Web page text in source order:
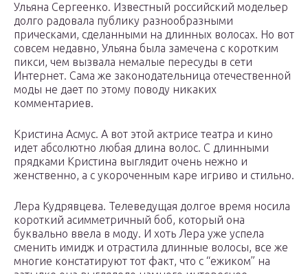
Ульяна Сергеенко. Известный российский модельер
долго радовала публику разнообразными
прическами, сделанными на длинных волосах. Но вот
совсем недавно, Ульяна была замечена с коротким
пикси, чем вызвала немалые пересуды в сети
Интернет. Сама же законодательница отечественной
моды не дает по этому поводу никаких
комментариев.
Кристина Асмус. А вот этой актрисе театра и кино
идет абсолютно любая длина волос. С длинными
прядками Кристина выглядит очень нежно и
женственно, а с укороченным каре игриво и стильно.
Лера Кудрявцева. Телеведущая долгое время носила
короткий асимметричный боб, который она
буквально ввела в моду. И хоть Лера уже успела
сменить имидж и отрастила длинные волосы, все же
многие констатируют тот факт, что с “ежиком” на